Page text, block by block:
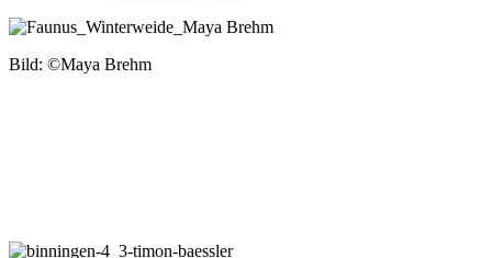
Bild: ©Maya Brehm